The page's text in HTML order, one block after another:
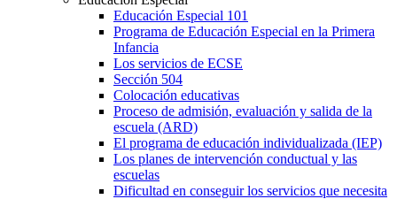
Educación Especial 101
Programa de Educación Especial en la Primera
Infancia
Los servicios de ECSE
Sección 504
Colocación educativas
Proceso de admisión, evaluación y salida de la
escuela (ARD)
El programa de educación individualizada (IEP)
Los planes de intervención conductual y las
escuelas
Dificultad en conseguir los servicios que necesita